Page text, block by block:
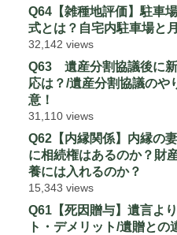
Q64【雑種地評価】駐車
式とは？自宅内駐車場と
32,142 views
Q63 遺産分割協議後に
応は？/遺産分割協議のや
意！
31,110 views
Q62【内縁関係】内縁の
に相続権はあるのか？財
養には入れるのか？
15,343 views
Q61【死因贈与】遺言よ
ト・デメリット/遺贈と